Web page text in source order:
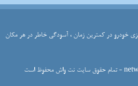
خودرو در کمترین زمان ، آسودگی خاطر در هر مکان